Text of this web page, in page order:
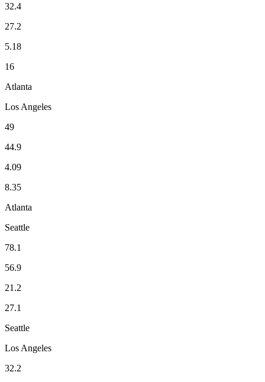
32.4
27.2
5.18
16
Atlanta
Los Angeles
49
44.9
4.09
8.35
Atlanta
Seattle
78.1
56.9
21.2
27.1
Seattle
Los Angeles
32.2